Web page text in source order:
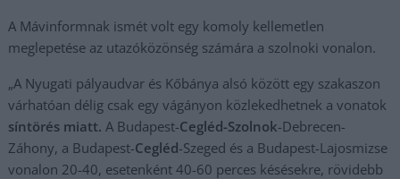
A Mávinformnak ismét volt egy komoly kellemetlen
meglepetése az utazóközönség számára a szolnoki vonalon.
„A Nyugati pályaudvar és Kőbánya alsó között egy szakaszon
várhatóan délig csak egy vágányon közlekedhetnek a vonatok
síntörés miatt. A Budapest-Cegléd-Szolnok-Debrecen-
Záhony, a Budapest-Cegléd-Szeged és a Budapest-Lajosmizse
vonalon 20-40, esetenként 40-60 perces késésekre, rövidebb